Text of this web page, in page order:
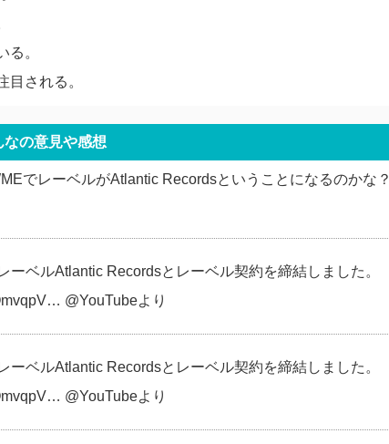
る。
される。
なの意見や感想
でレーベルがAtlantic Recordsということになるのかな？
ベルAtlantic Recordsとレーベル契約を締結しました。
@YouTubeより
ベルAtlantic Recordsとレーベル契約を締結しました。
@YouTubeより